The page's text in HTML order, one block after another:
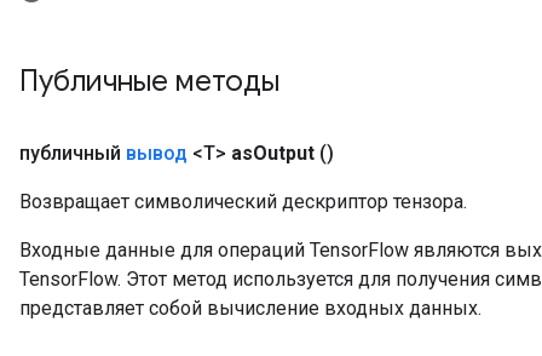
Публичные методы
публичный вывод <T> asOutput ()
Возвращает символический дескриптор тензора.
Входные данные для операций TensorFlow являются
TensorFlow. Этот метод используется для получения
представляет собой вычисление входных данных.